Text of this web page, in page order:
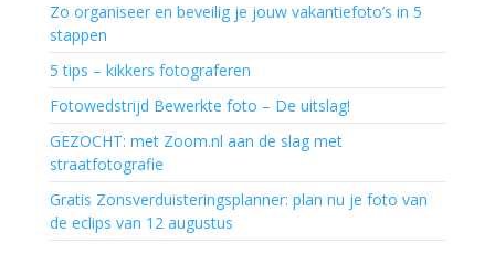
Zo organiseer en beveilig je jouw vakantiefoto’s in 5
stappen
5 tips – kikkers fotograferen
Fotowedstrijd Bewerkte foto – De uitslag!
GEZOCHT: met Zoom.nl aan de slag met
straatfotografie
Gratis Zonsverduisteringsplanner: plan nu je foto van
de eclips van 12 augustus